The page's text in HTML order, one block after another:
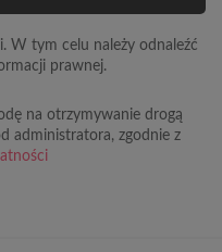
W tym celu należy odnaleźć
prawnej.
na otrzymywanie drogą
administratora, zgodnie z